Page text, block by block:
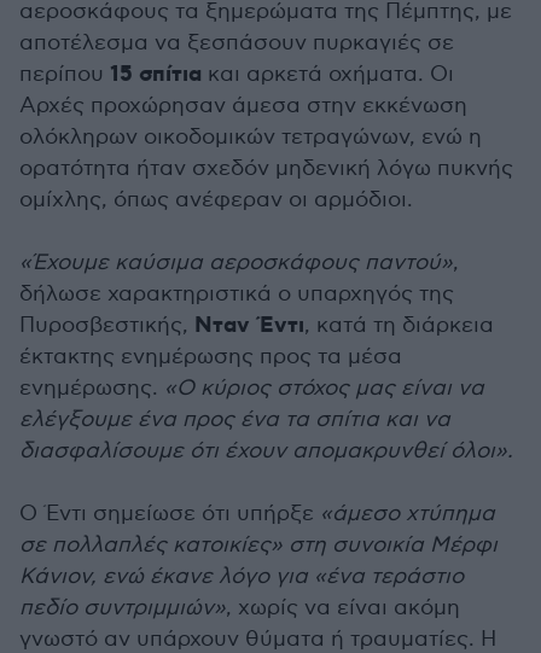
αεροσκάφους τα ξημερώματα της Πέμπτης, με
αποτέλεσμα να ξεσπάσουν πυρκαγιές σε
περίπου 15 σπίτια και αρκετά οχήματα. Οι
Αρχές προχώρησαν άμεσα στην εκκένωση
ολόκληρων οικοδομικών τετραγώνων, ενώ η
ορατότητα ήταν σχεδόν μηδενική λόγω πυκνής
ομίχλης, όπως ανέφεραν οι αρμόδιοι.
«Έχουμε καύσιμα αεροσκάφους παντού»,
δήλωσε χαρακτηριστικά ο υπαρχηγός της
Πυροσβεστικής, Νταν Έντι, κατά τη διάρκεια
έκτακτης ενημέρωσης προς τα μέσα
ενημέρωσης. «Ο κύριος στόχος μας είναι να
ελέγξουμε ένα προς ένα τα σπίτια και να
διασφαλίσουμε ότι έχουν απομακρυνθεί όλοι».
Ο Έντι σημείωσε ότι υπήρξε «άμεσο χτύπημα
σε πολλαπλές κατοικίες» στη συνοικία Μέρφι
Κάνιον, ενώ έκανε λόγο για «ένα τεράστιο
πεδίο συντριμμιών», χωρίς να είναι ακόμη
γνωστό αν υπάρχουν θύματα ή τραυματίες. Η